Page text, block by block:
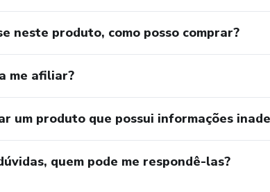
neste produto, como posso comprar?
me afiliar?
um produto que possui informações
quem pode me respondê-las?